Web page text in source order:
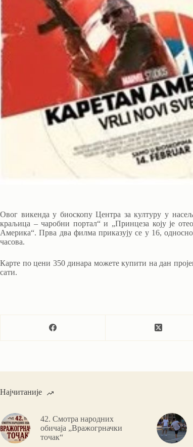
Овог викенда у биоскопу Центра за културу у
краљица – чаробни портал“ и „Принцеза коју је
Америка“. Прва два филма приказују се у 16,
часова.
Карте по цени 350 динара можете купити на дан
сати.
Најчитаније
42. Смотра народних
обичаја „Вражогрначки
точак“